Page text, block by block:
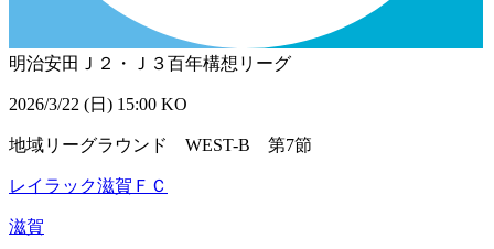
明治安田Ｊ２・Ｊ３百年構想リーグ
2026/3/22 (日) 15:00 KO
地域リーグラウンド WEST-B 第7節
レイラック滋賀ＦＣ
滋賀